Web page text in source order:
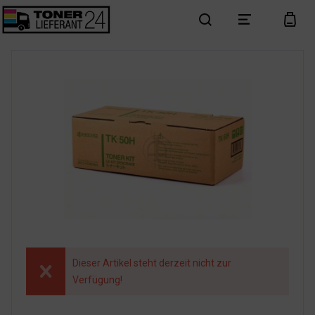
search menu cart
Dieser Artikel steht derzeit nicht zur
Verfügung!